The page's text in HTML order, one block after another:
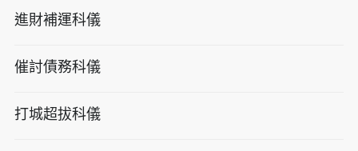
進財補運科儀
催討債務科儀
打城超拔科儀